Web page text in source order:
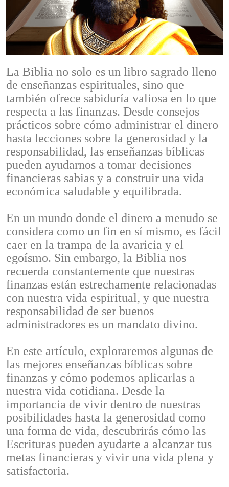
La Biblia no solo es un libro sagrado lleno
de enseñanzas espirituales, sino que
también ofrece sabiduría valiosa en lo que
respecta a las finanzas. Desde consejos
prácticos sobre cómo administrar el dinero
hasta lecciones sobre la generosidad y la
responsabilidad, las enseñanzas bíblicas
pueden ayudarnos a tomar decisiones
financieras sabias y a construir una vida
económica saludable y equilibrada.
En un mundo donde el dinero a menudo se
considera como un fin en sí mismo, es fácil
caer en la trampa de la avaricia y el
egoísmo. Sin embargo, la Biblia nos
recuerda constantemente que nuestras
finanzas están estrechamente relacionadas
con nuestra vida espiritual, y que nuestra
responsabilidad de ser buenos
administradores es un mandato divino.
En este artículo, exploraremos algunas de
las mejores enseñanzas bíblicas sobre
finanzas y cómo podemos aplicarlas a
nuestra vida cotidiana. Desde la
importancia de vivir dentro de nuestras
posibilidades hasta la generosidad como
una forma de vida, descubrirás cómo las
Escrituras pueden ayudarte a alcanzar tus
metas financieras y vivir una vida plena y
satisfactoria.